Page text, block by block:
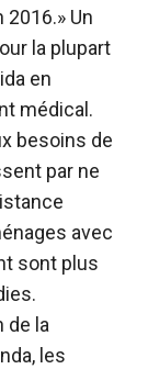
2016.» Un
la plupart
en
médical.
besoins de
par ne
avec
sont plus
de la
les